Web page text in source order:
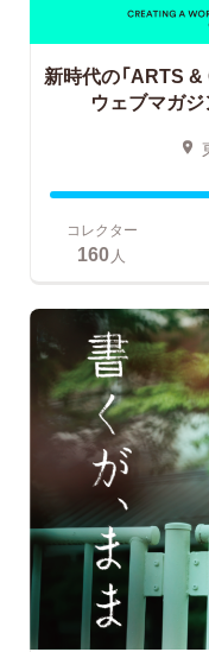
新時代の「ARTS &
ウェブマガ
コレクター
160人